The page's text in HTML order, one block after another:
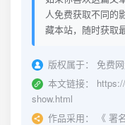
人免费获取不同的
藏本站，随时获取
版权属于：
免费
本文链接：
show.html
作品采用：
《 署